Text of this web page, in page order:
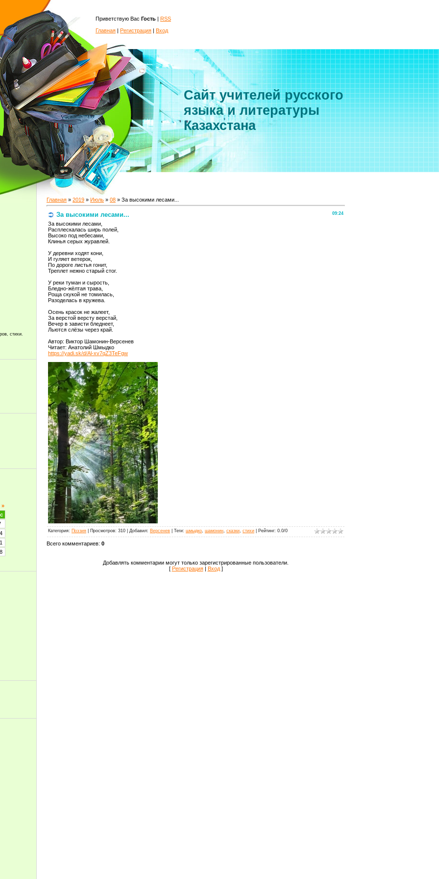
стихи.
»
Приветствую Вас Гость | RSS
Главная | Регистрация | Вход
Сайт учителей русского
языка и литературы
Казахстана
Главная » 2019 » Июль » 08 » За высокими лесами...
09:24
За высокими лесами...
За высокими лесами,
Расплескалась ширь полей,
Высоко под небесами,
Клинья серых журавлей.
У деревни ходят кони,
И гуляет ветерок,
По дороге листья гонит,
Треплет нежно старый стог.
У реки туман и сырость,
Бледно-жёлтая трава,
Роща скукой не томилась,
Разоделась в кружева.
Осень красок не жалеет,
За верстой версту верстай,
Вечер в зависти бледнеет,
Льются слёзы через край.
Автор: Виктор Шамонин-Версенев
Читает: Анатолий Шмыдко
https://yadi.sk/d/Al-xv7qZ3TeFgw
Категория: Поэзия Просмотров: 310 Добавил: Версенев Теги: шмыдко шамонин сказки стихи Рейтинг: 0.0/0
Всего комментариев: 0
Добавлять комментарии могут только зарегистрированные пользователи.
[ Регистрация| Вход]